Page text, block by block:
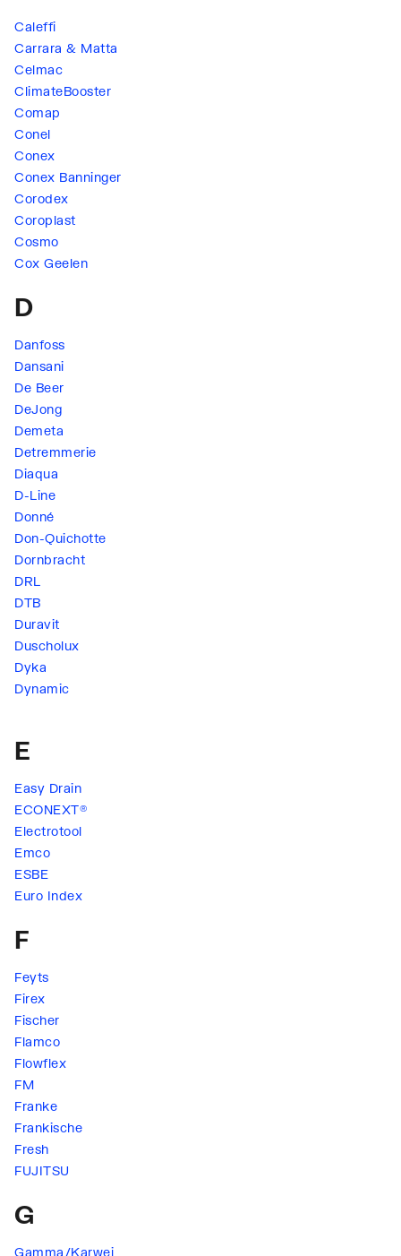
Caleffi
Carrara & Matta
Celmac
ClimateBooster
Comap
Conel
Conex
Conex Banninger
Corodex
Coroplast
Cosmo
Cox Geelen
D
Danfoss
Dansani
De Beer
DeJong
Demeta
Detremmerie
Diaqua
D-Line
Donné
Don-Quichotte
Dornbracht
DRL
DTB
Duravit
Duscholux
Dyka
Dynamic
E
Easy Drain
ECONEXT®
Electrotool
Emco
ESBE
Euro Index
F
Feyts
Firex
Fischer
Flamco
Flowflex
FM
Franke
Frankische
Fresh
FUJITSU
G
Gamma/Karwei